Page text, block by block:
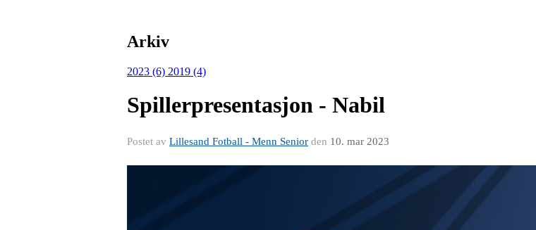
Arkiv
2023 (6) 2019 (4)
Spillerpresentasjon - Nabil
Postet av Lillesand Fotball - Menn Senior den 10. mar 2023